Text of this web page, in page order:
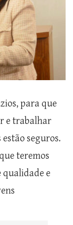
para que
e trabalhar
seguros.
teremos
qualidade e